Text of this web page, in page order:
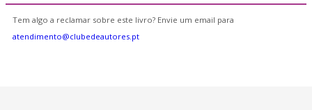
Tem algo a reclamar sobre este livro? Envie um email para
atendimento@clubedeautores.pt